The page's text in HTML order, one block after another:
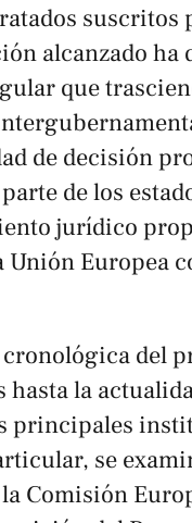
suscritos
alcanzado ha
que
de decisión
de los
jurídico
Unión Europea
del
la
principales
se
Comisión